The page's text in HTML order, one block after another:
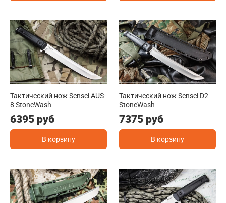
Тактический нож Sensei AUS-
8 StoneWash
6395 руб
В корзину
Тактический нож Sensei D2
StoneWash
7375 руб
В корзину